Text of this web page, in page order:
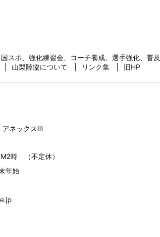
国スポ、強化練習会、コーチ養成、選手強化、普及
山梨陸協について リンク集 旧HP
ネックスIII
時 （不定休）
年始